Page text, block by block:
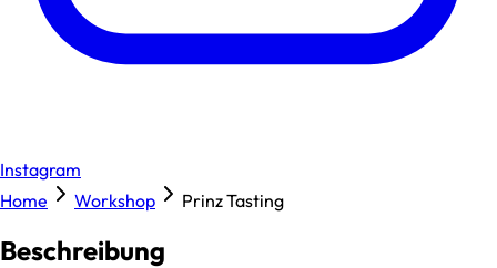
Instagram
Home
Workshop Prinz Tasting
Beschreibung